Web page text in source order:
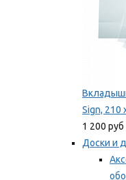
Sign, 210
1 200 руб
Доски и